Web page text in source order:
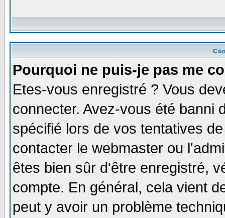
Pourquoi ne puis-je pas me
Etes-vous enregistré ? Vous
connecter. Avez-vous été banni
spécifié lors de vos tentatives
contacter le webmaster ou
êtes bien sûr d'être enregistré,
compte. En général, cela vient
peut y avoir un problème